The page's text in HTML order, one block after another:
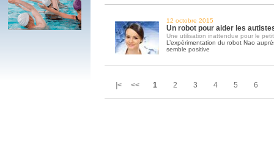
12 octobre 2015
Un robot pour aider les
Une utilisation inattendue pour le
L’expérimentation du robot Nao
semble positive
|< << 1 2 3 4 5 6